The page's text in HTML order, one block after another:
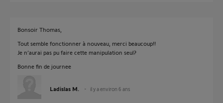
Bonsoir Thomas,
Tout semble fonctionner à nouveau, merci beaucoup!!
Je n’aurai pas pu faire cette manipulation seul?
Bonne fin de journee
Ladislas M. il y a environ 6 ans